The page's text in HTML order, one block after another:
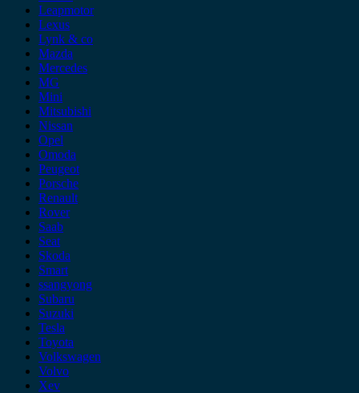
Leapmotor
Lexus
Lynk & co
Mazda
Mercedes
MG
Mini
Mitsubishi
Nissan
Opel
Omoda
Peugeot
Porsche
Renault
Rover
Saab
Seat
Skoda
Smart
ssangyong
Subaru
Suzuki
Tesla
Toyota
Volkswagen
Volvo
Xev